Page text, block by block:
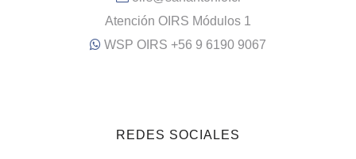
Atención OIRS Módulos 1
WSP OIRS +56 9 6190 9067
REDES SOCIALES